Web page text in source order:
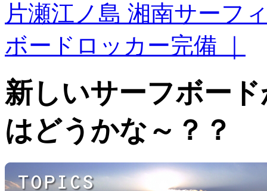
片瀬江ノ島 湘南サーフ
ボードロッカー完備 ｜
新しいサーフボー
はどうかな～？？